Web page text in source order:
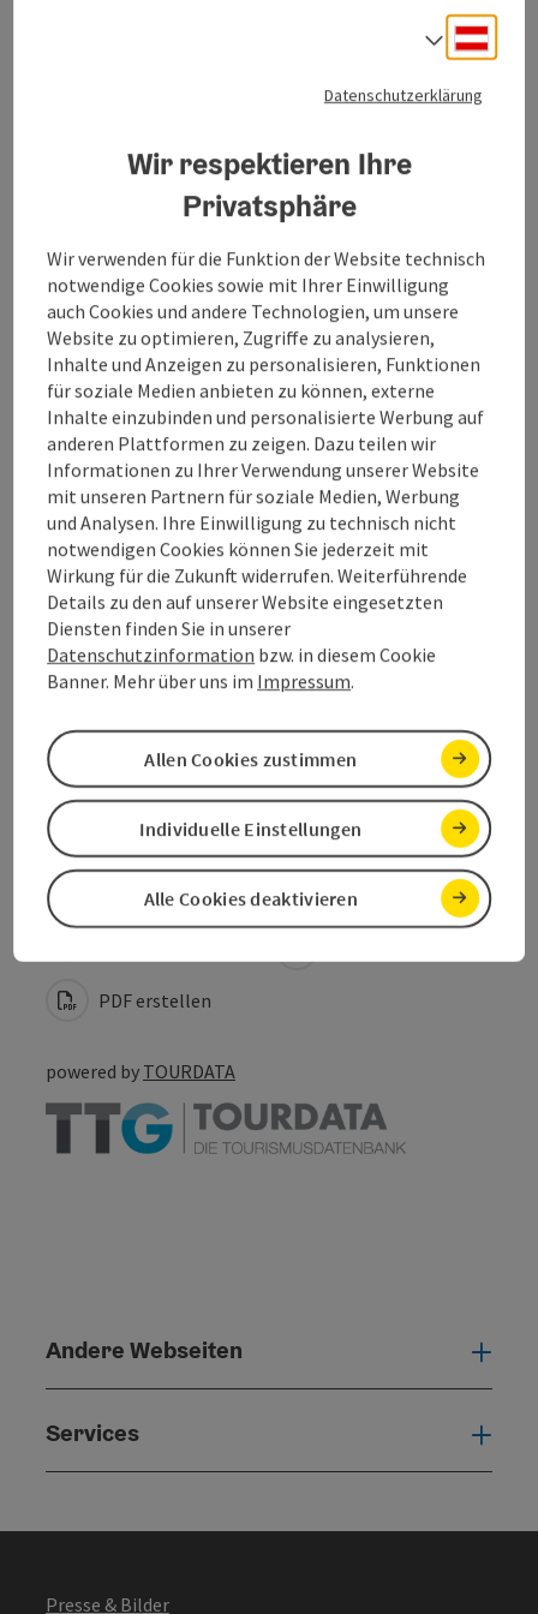
Das gut ausgestattete Kegelbahnstüberl befindet
verfügt über 2 vollautomatische Bahnen!
Kontakt
Öffnungszeiten
Anreise/Lage
Sportarten
Ausstattung
Preise
Barrierefreiheit
Beitrag merken
PDF erstellen
Beitrag drucken
powered by TOURDATA
Andere Webseiten
Services
Presse & Bilder
Datenschutzerklärung
Wir respektieren Ihre
Privatsphäre
Wir verwenden für die Funktion der Website technisch
notwendige Cookies sowie mit Ihrer Einwilligung
auch Cookies und andere Technologien, um unsere
Website zu optimieren, Zugriffe zu analysieren,
Inhalte und Anzeigen zu personalisieren, Funktionen
für soziale Medien anbieten zu können, externe
Inhalte einzubinden und personalisierte Werbung auf
anderen Plattformen zu zeigen. Dazu teilen wir
Informationen zu Ihrer Verwendung unserer Website
mit unseren Partnern für soziale Medien, Werbung
und Analysen. Ihre Einwilligung zu technisch nicht
notwendigen Cookies können Sie jederzeit mit
Wirkung für die Zukunft widerrufen. Weiterführende
Details zu den auf unserer Website eingesetzten
Diensten finden Sie in unserer
Datenschutzinformation bzw. in diesem Cookie
Banner. Mehr über uns im Impressum.
Alle Cookies deaktivieren
Individuelle Einstellungen
Allen Cookies zustimmen